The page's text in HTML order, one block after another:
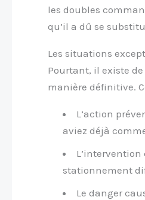
les doubles
qu’il a dû se
Les situations
Pourtant, il existe de
manière définitive.
L’action
aviez déjà
stationnement
Le danger